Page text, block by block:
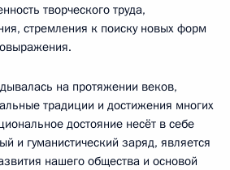
творческого труда,
стремления к поиску новых форм
на протяжении веков,
традиции и достижения многих
достояние несёт в себе
и гуманистический заряд, является
нашего общества и основой